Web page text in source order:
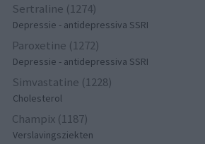
Sertraline (1274)
Depressie - antidepressiva SSRI
Paroxetine (1272)
Depressie - antidepressiva SSRI
Simvastatine (1228)
Cholesterol
Champix (1187)
Verslavingsziekten